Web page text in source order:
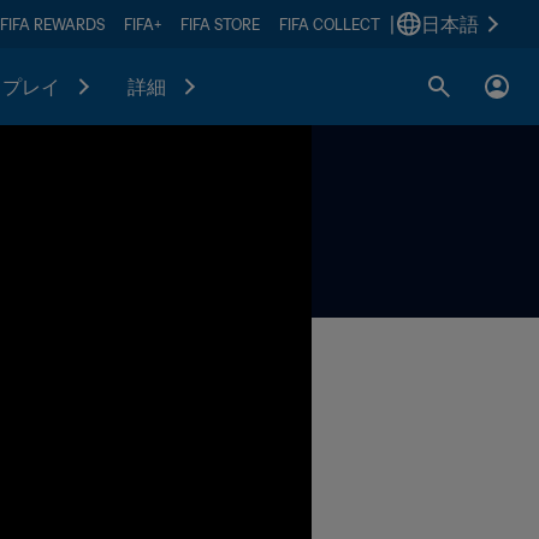
FIFA REWARDS FIFA+ FIFA STORE FIFA COLLECT 日本語
プレイ 詳細